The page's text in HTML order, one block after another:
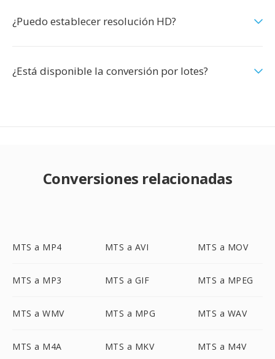
¿Puedo establecer resolución HD?
¿Está disponible la conversión por lotes?
Conversiones relacionadas
MTS a MP4 MTS a AVI MTS a MOV
MTS a MP3 MTS a GIF MTS a MPEG
MTS a WMV MTS a MPG MTS a WAV
MTS a M4A MTS a MKV MTS a M4V